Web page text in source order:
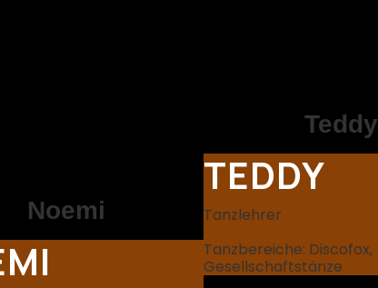
Noemi
Teddy
TEDDY
Tanzlehrer
Tanzbereiche: Discofox,
Gesellschaftstänze